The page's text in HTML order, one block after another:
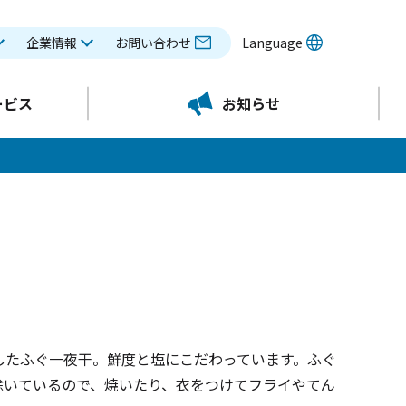
企業情報 お問い合わせ Language
ス お知らせ
ふぐ一夜干。鮮度と塩にこだわっています。ふぐ
ているので、焼いたり、衣をつけてフライやてん